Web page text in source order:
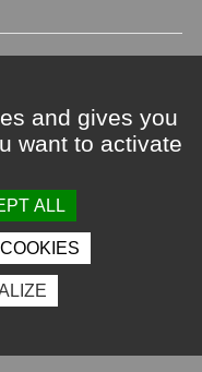
Photothèque
and gives you
want to activate
ALL